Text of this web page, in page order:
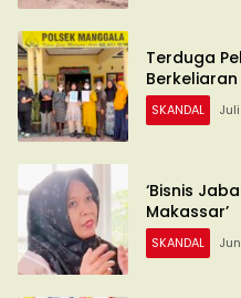
Terduga
Berkeliaran
SKANDAL
‘Bisnis
Makassar’
SKANDAL